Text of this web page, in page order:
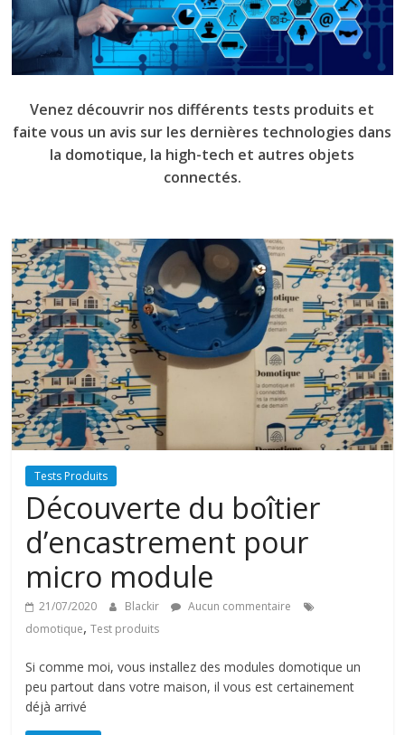
Venez découvrir nos différents tests produits et
faite vous un avis sur les dernières technologies dans
la domotique, la high-tech et autres objets
connectés.
Tests Produits
Découverte du boîtier
d’encastrement pour
micro module
21/07/2020 Blackir
Aucun commentaire
domotique,Test produits
Si comme moi, vous installez des modules domotique un
peu partout dans votre maison, il vous est certainement
déjà arrivé